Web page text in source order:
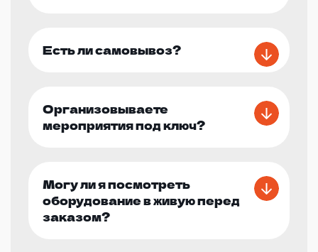
Есть ли самовывоз?
Организовываете
мероприятия под ключ?
Могу ли я посмотреть
оборудование в живую перед
заказом?